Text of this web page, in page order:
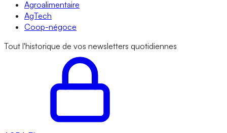
Agroalimentaire
AgTech
Coop-négoce
Tout l'historique de vos newsletters quotidiennes